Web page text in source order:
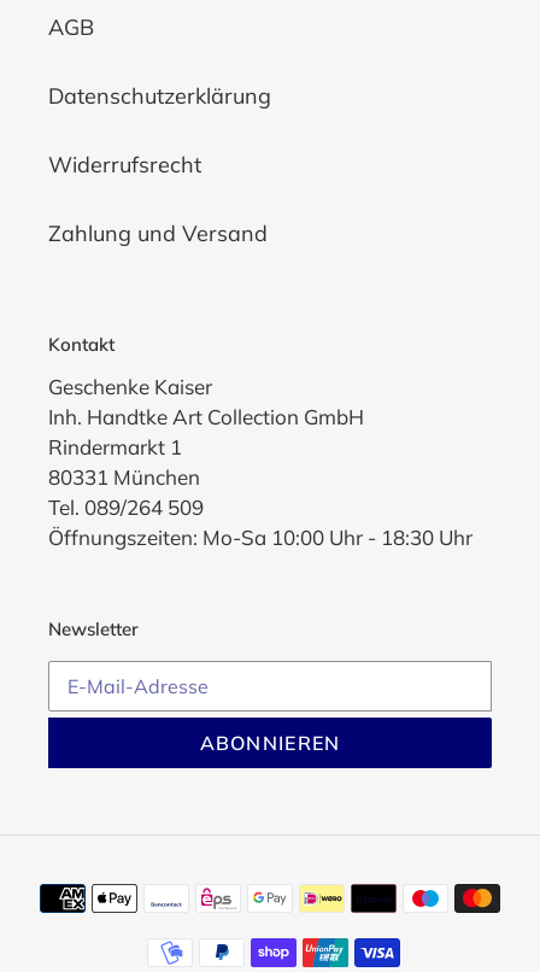
AGB
Datenschutzerklärung
Widerrufsrecht
Zahlung und Versand
Kontakt
Geschenke Kaiser
Inh. Handtke Art Collection GmbH
Rindermarkt 1
80331 München
Tel. 089/264 509
Öffnungszeiten: Mo-Sa 10:00 Uhr - 18:30 Uhr
Newsletter
ABONNIEREN
Zahlungsmethoden